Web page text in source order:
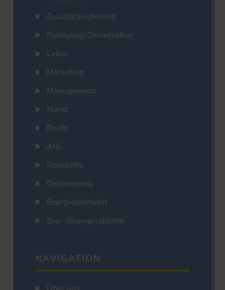
Qualitätssicherung
Reinigung/Desinfektion
Labor
Marketing
Management
Markt
Recht
AfG
Rohstoffe
Gastronomie
Energie/Umwelt
Bier-/Braugeschichte
NAVIGATION